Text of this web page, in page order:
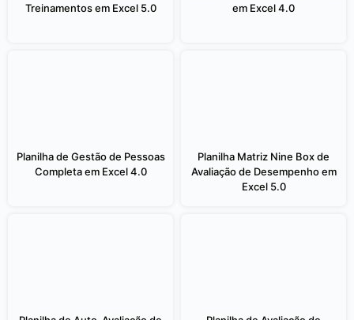
Treinamentos em Excel 5.0
em Excel 4.0
Planilha de Gestão de Pessoas
Completa em Excel 4.0
Planilha Matriz Nine Box de
Avaliação de Desempenho em
Excel 5.0